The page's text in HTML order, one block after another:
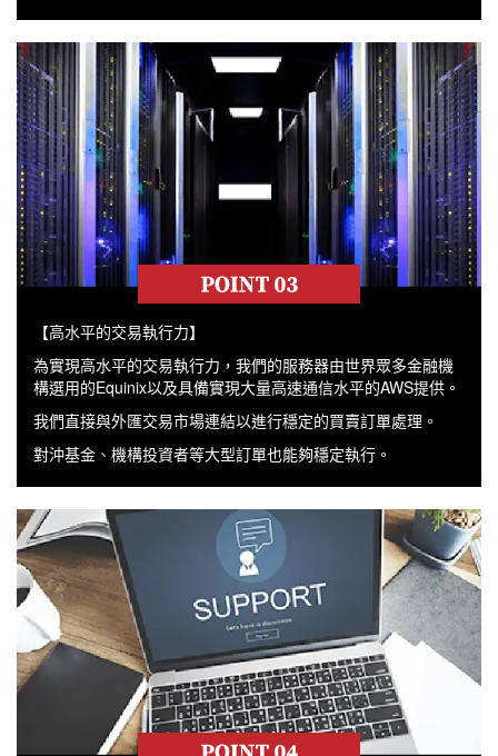
【高水平的交易執行力】
為實現高水平的交易執行力，我們的服務器由世界眾多金融機
構選用的Equinix以及具備實現大量高速通信水平的AWS提供。
我們直接與外匯交易市場連結以進行穩定的買賣訂單處理。
對沖基金、機構投資者等大型訂單也能夠穩定執行。